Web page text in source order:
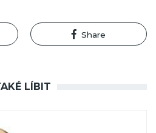
Share
LÍBIT